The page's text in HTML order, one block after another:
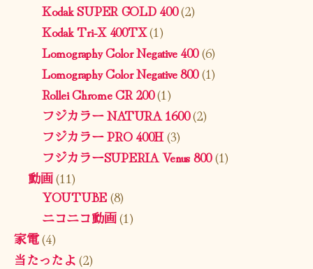
Kodak SUPER GOLD 400(2)
Kodak Tri-X 400TX(1)
Lomography Color Negative 400(6)
Lomography Color Negative 800(1)
Rollei Chrome CR 200(1)
フジカラー NATURA 1600(2)
フジカラー PRO 400H(3)
フジカラーSUPERIA Venus 800(1)
動画(11)
YOUTUBE(8)
ニコニコ動画(1)
家電(4)
当たったよ(2)